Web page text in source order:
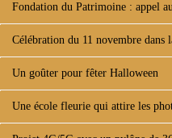
Fondation du Patrimoine : appel
Célébration du 11 novembre dans
Un goûter pour fêter Halloween
Une école fleurie qui attire les